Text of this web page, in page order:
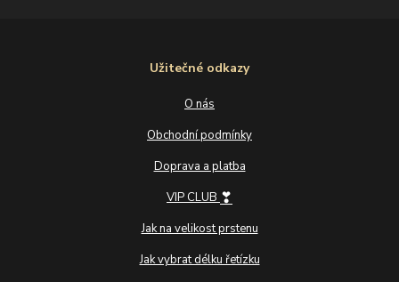
Užitečné odkazy
O nás
Obchodní podmínky
Doprava a platba
VIP CLUB ❣
Jak na velikost prstenu
Jak vybrat délku řetízku